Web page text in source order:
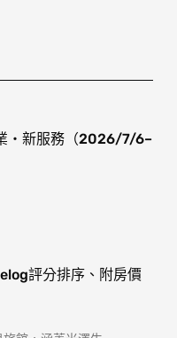
・新服務（2026/7/6–
評分排序、附房價